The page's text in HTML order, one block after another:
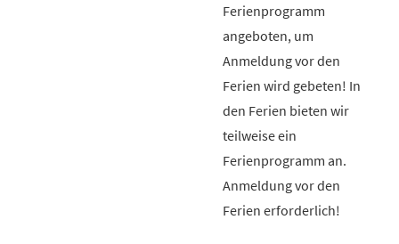
Ferienprogramm
angeboten, um
Anmeldung vor den
Ferien wird gebeten! In
den Ferien bieten wir
teilweise ein
Ferienprogramm an.
Anmeldung vor den
Ferien erforderlich!